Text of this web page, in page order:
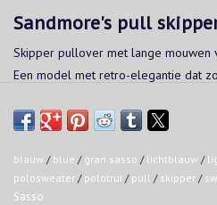
Sandmore's pull
Skipper pullover met lange mouwen
Een model met retro-elegantie dat
Made in Italy
100% merinowol
Wasvoorschrift:
blauw / blue / gran sasso / lichtblauw /
polosweater / polotrui / pull / skipper /
Sasso